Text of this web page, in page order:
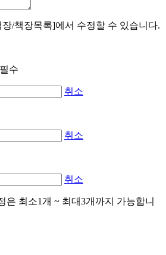
/책장목록]에서 수정할 수 있습니다.
취소
취소
취소
은 최소1개 ~ 최대3개까지 가능합니